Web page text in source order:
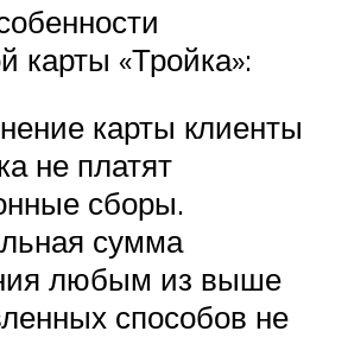
карты «Тройка»:
карты клиенты
не платят
сборы.
сумма
любым из выше
способов не